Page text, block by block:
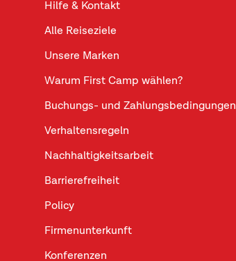
Hilfe & Kontakt
Alle Reiseziele
Unsere Marken
Warum First Camp wählen?
Buchungs- und Zahlungsbedingungen
Verhaltensregeln
Nachhaltigkeitsarbeit
Barrierefreiheit
Policy
Firmenunterkunft
Konferenzen